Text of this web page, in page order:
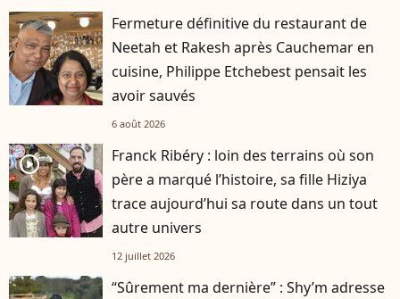
Fermeture définitive du restaurant de
Neetah et Rakesh après Cauchemar en
cuisine, Philippe Etchebest pensait les
avoir sauvés
6 août 2026
player2
Franck Ribéry : loin des terrains où son
père a marqué l’histoire, sa fille Hiziya
trace aujourd’hui sa route dans un tout
autre univers
12 juillet 2026
“Sûrement ma dernière” : Shy’m adresse